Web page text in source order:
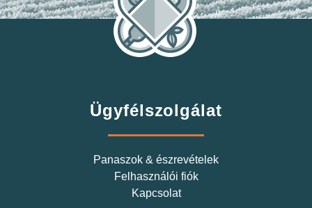
Ügyfélszolgálat
Panaszok & észrevételek
Felhasználói fiók
Kapcsolat